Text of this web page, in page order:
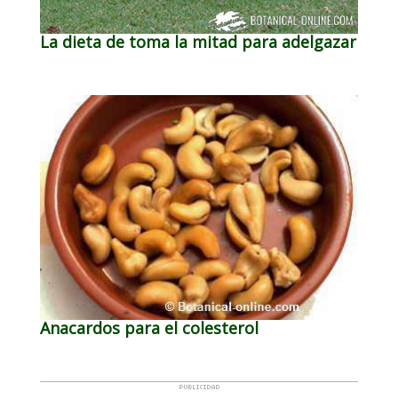
La dieta de toma la mitad para adelgazar
Anacardos para el colesterol